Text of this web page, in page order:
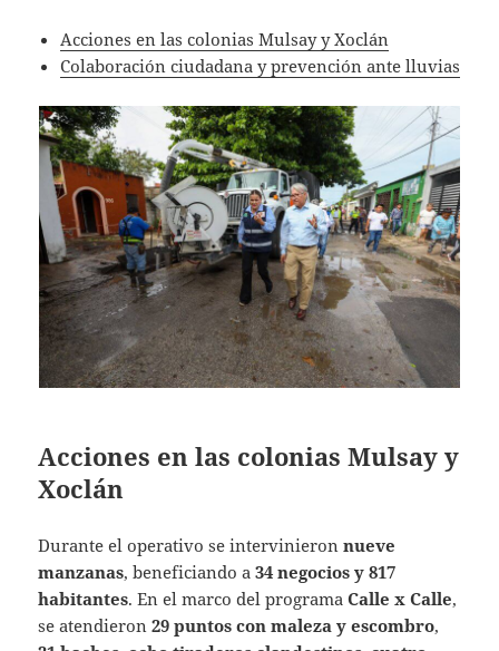
Acciones en las colonias Mulsay y Xoclán
Colaboración ciudadana y prevención ante lluvias
Acciones en las colonias Mulsay y
Xoclán
Durante el operativo se intervinieronnueve
manzanas, beneficiando a34 negocios y 817
habitantes. En el marco del programaCalle x Calle,
se atendieron29 puntos con maleza y escombro,